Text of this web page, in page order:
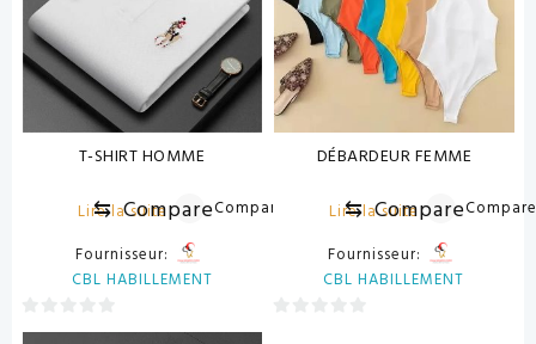
T-SHIRT HOMME
Lire la suite
⇆ CompareCompare
Fournisseur:
CBL HABILLEMENT
0
DÉBARDEUR FEMME
Lire la suite
⇆ Compare
Fournisseur:
CBL HABILLEMENT